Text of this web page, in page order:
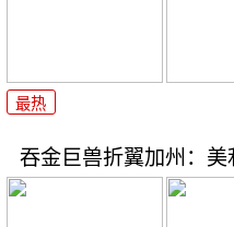
最热
吞金巨兽折翼加州：